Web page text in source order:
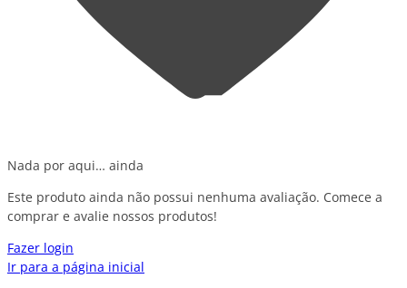
Nada por aqui… ainda
Este produto ainda não possui nenhuma avaliação. Comece a
comprar e avalie nossos produtos!
Fazer login
Ir para a página inicial